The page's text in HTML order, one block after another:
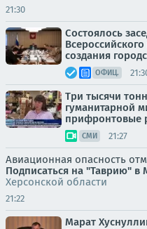
21:30
Состоялось
создания
ОФИЦ.
Три тысячи
гуманитарной
прифронтовые
СМИ 21:27
Авиационная опасность
Подписаться на "Таврию" в
Херсонской области
21:22
Марат